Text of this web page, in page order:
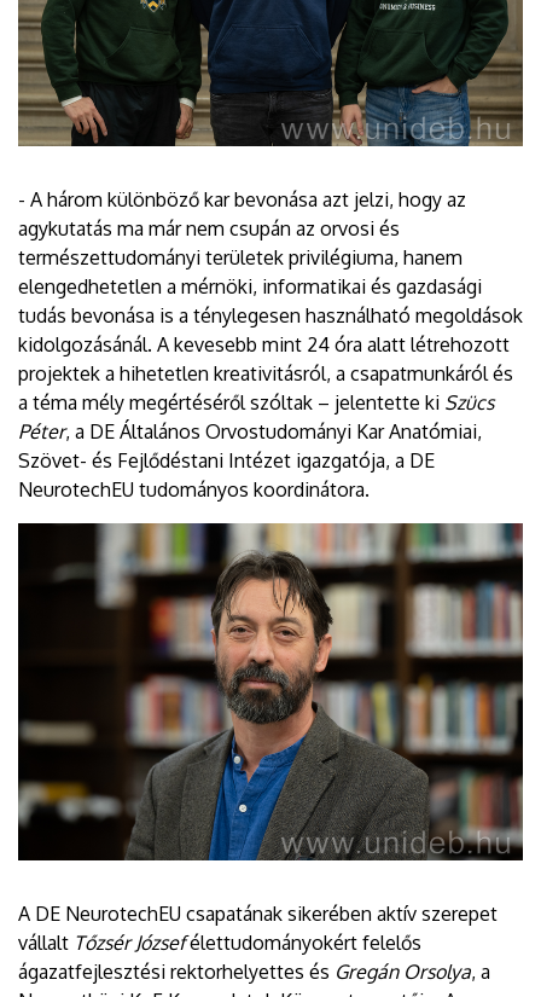
- A három különböző kar bevonása azt jelzi, hogy az
agykutatás ma már nem csupán az orvosi és
természettudományi területek privilégiuma, hanem
elengedhetetlen a mérnöki, informatikai és gazdasági
tudás bevonása is a ténylegesen használható megoldások
kidolgozásánál. A kevesebb mint 24 óra alatt létrehozott
projektek a hihetetlen kreativitásról, a csapatmunkáról és
a téma mély megértéséről szóltak – jelentette ki Szücs
Péter, a DE Általános Orvostudományi Kar Anatómiai,
Szövet- és Fejlődéstani Intézet igazgatója, a DE
NeurotechEU tudományos koordinátora.
A DE NeurotechEU csapatának sikerében aktív szerepet
vállalt Tőzsér Józsefélettudományokért felelős
ágazatfejlesztési rektorhelyettes és Gregán Orsolya, a